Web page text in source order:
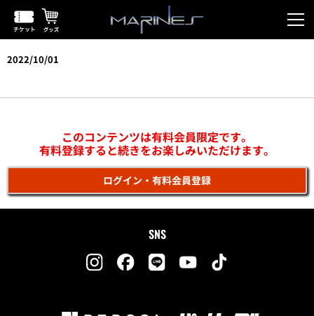
2022/10/01
このコンテンツは有料会員限定です。
有料登録すると続きをお楽しみいただけます。
ログイン・有料会員登録
SNS